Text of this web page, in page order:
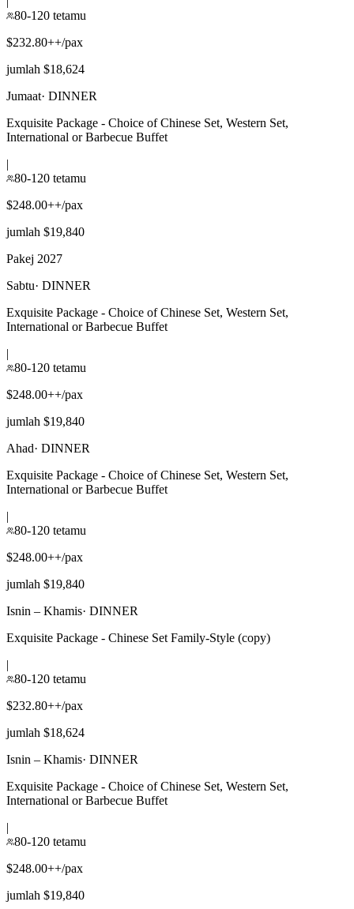
80-120 tetamu
$232.80++/pax
jumlah $18,624
Jumaat· DINNER
Exquisite Package - Choice of Chinese Set, Western Set,
International or Barbecue Buffet
|
80-120 tetamu
$248.00++/pax
jumlah $19,840
Pakej 2027
Sabtu· DINNER
Exquisite Package - Choice of Chinese Set, Western Set,
International or Barbecue Buffet
|
80-120 tetamu
$248.00++/pax
jumlah $19,840
Ahad· DINNER
Exquisite Package - Choice of Chinese Set, Western Set,
International or Barbecue Buffet
|
80-120 tetamu
$248.00++/pax
jumlah $19,840
Isnin – Khamis· DINNER
Exquisite Package - Chinese Set Family-Style (copy)
|
80-120 tetamu
$232.80++/pax
jumlah $18,624
Isnin – Khamis· DINNER
Exquisite Package - Choice of Chinese Set, Western Set,
International or Barbecue Buffet
|
80-120 tetamu
$248.00++/pax
jumlah $19,840